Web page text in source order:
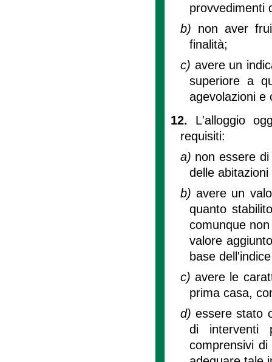
provvedimenti
b) non aver
finalità;
c) avere un
superiore a
agevolazioni e
12. L'alloggio
requisiti:
a) non essere
delle
b) avere un
quanto
comunque
valore
base
c) avere le
prima casa,
d) essere stato
di interventi
comprensivi